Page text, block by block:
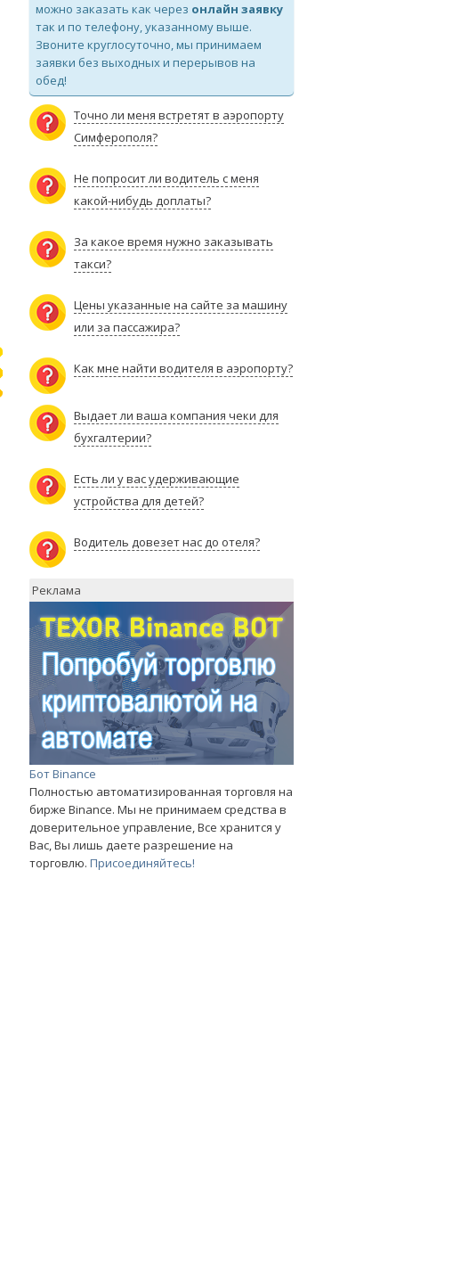
можно заказать как через онлайн заявку
так и по телефону, указанному выше.
Звоните круглосуточно, мы принимаем
заявки без выходных и перерывов на
обед!
Точно ли меня встретят в аэропорту
Симферополя?
Не попросит ли водитель с меня
какой-нибудь доплаты?
За какое время нужно заказывать
такси?
Цены указанные на сайте за машину
или за пассажира?
Как мне найти водителя в аэропорту?
Выдает ли ваша компания чеки для
бухгалтерии?
Есть ли у вас удерживающие
устройства для детей?
Водитель довезет нас до отеля?
Реклама
Бот Binance
Полностью автоматизированная торговля на
бирже Binance. Мы не принимаем средства в
доверительное управление, Все хранится у
Вас, Вы лишь даете разрешение на
торговлю.Присоединяйтесь!